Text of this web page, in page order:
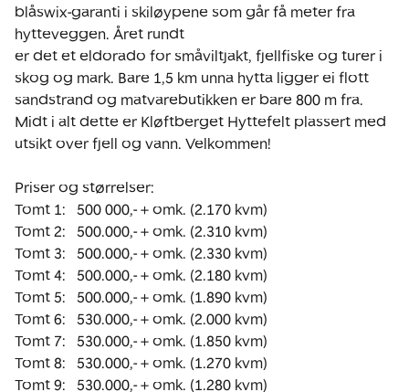
blåswix-garanti i skiløypene som går få meter fra
hytteveggen. Året rundt
er det et eldorado for småviltjakt, fjellfiske og turer i
skog og mark. Bare 1,5 km unna hytta ligger ei flott
sandstrand og matvarebutikken er bare 800 m fra.
Midt i alt dette er Kløftberget Hyttefelt plassert med
utsikt over fjell og vann. Velkommen!
Priser og størrelser:
Tomt 1:   500 000,- + omk. (2.170 kvm)
Tomt 2:   500.000,- + omk. (2.310 kvm)
Tomt 3:   500.000,- + omk. (2.330 kvm)
Tomt 4:   500.000,- + omk. (2.180 kvm)
Tomt 5:   500.000,- + omk. (1.890 kvm)
Tomt 6:   530.000,- + omk. (2.000 kvm)
Tomt 7:   530.000,- + omk. (1.850 kvm)
Tomt 8:   530.000,- + omk. (1.270 kvm)
Tomt 9:   530.000,- + omk. (1.280 kvm)